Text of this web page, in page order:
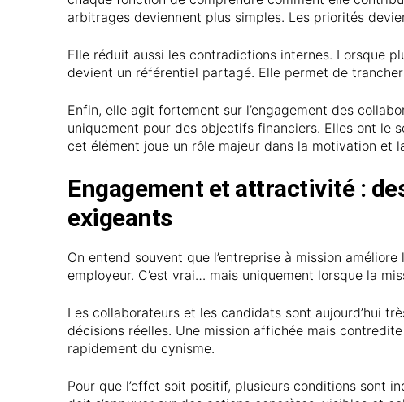
arbitrages deviennent plus simples. Les priorités
Elle réduit aussi les contradictions internes. Lorsque
devient un référentiel partagé. Elle permet de
Enfin, elle agit fortement sur l’engagement des
uniquement pour des objectifs financiers. Elles ont le
cet élément joue un rôle majeur dans la motivation et
Engagement et attractivité :
exigeants
On entend souvent que l’entreprise à mission
employeur. C’est vrai… mais uniquement lorsque la
Les collaborateurs et les candidats sont aujourd’hui
décisions réelles. Une mission affichée mais
rapidement du cynisme.
Pour que l’effet soit positif, plusieurs conditions sont